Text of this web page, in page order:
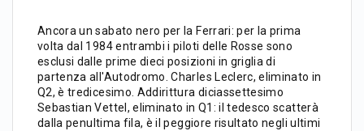
Ancora un sabato nero per la Ferrari: per la prima
volta dal 1984 entrambi i piloti delle Rosse sono
esclusi dalle prime dieci posizioni in griglia di
partenza all'Autodromo. Charles Leclerc, eliminato in
Q2, è tredicesimo. Addirittura diciassettesimo
Sebastian Vettel, eliminato in Q1: il tedesco scatterà
dalla penultima fila, è il peggiore risultato negli ultimi